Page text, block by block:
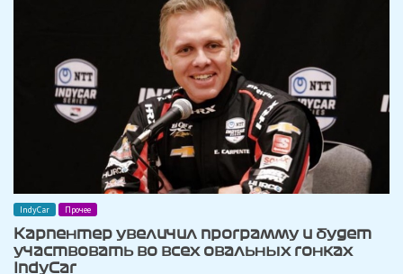
IndyCar Прочее
Карпентер увеличил программу и будет
участвовать во всех овальных гонках
IndyCar